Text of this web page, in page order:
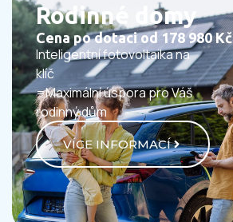
Rodinné domy
Cena po dotaci od 178 980 Kč
Inteligentní fotovoltaika na
klíč
=Maximální úspora pro Váš
rodinný dům
VÍCE INFORMACÍ